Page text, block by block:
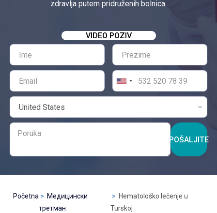
zdravlja putem pridruženih bolnica.
VIDEO POZIV
POŠALJITE
Početna
Медицински
третман
Hematološko lečenje u
Turskoj